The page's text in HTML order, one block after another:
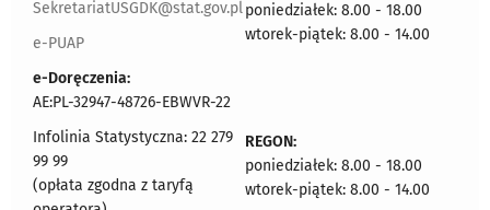
SekretariatUSGDK@stat.gov.pl
e-PUAP
e-Doręczenia:
AE:PL-32947-48726-EBWVR-22
Infolinia Statystyczna: 22 279
99 99
(opłata zgodna z taryfą
poniedziałek: 8.00 - 18.00
wtorek-piątek: 8.00 - 14.00
REGON:
poniedziałek: 8.00 - 18.00
wtorek-piątek: 8.00 - 14.00